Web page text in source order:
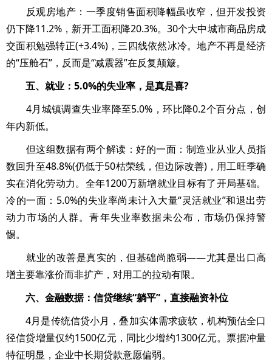
反观房地产：一季度销售面积降幅虽收窄，但开发投资
仍下降11.2%，新开工面积降20.3%。30个大中城市商品房成
交面积勉强转正(+3.4%)，三四线依然冰冷。地产不再是经济
的“压舱石”，反而是“减震器”在反复颠簸。
五、就业：5.0%的失业率，是真是喜?
4月城镇调查失业率降至5.0%，环比降0.2个百分点，创
年内新低。
但这组数据有两个解读：好的一面：制造业从业人员指
数回升至48.8%(仍低于50枯荣线，但边际改善)，用工旺季确
实在消化劳动力。全年1200万新增就业目标有了开局基础。
冷的一面：5.0%的失业率尚未计入大量“灵活就业”和退出劳
动力市场的人群。青年失业率数据未公布，市场仍保持警
惕。
就业的改善是真实的，但基础尚脆弱——尤其是出口高
增主要靠涨价而非扩产，对用工的拉动有限。
六、金融数据：信贷继续“躺平”，直接融资补位
4月是传统信贷小月，叠加实体需求疲软，机构预估全口
径信贷增量仅约1500亿元，同比少增约1300亿元。票据冲量
特征明显，企业中长期贷款意愿偏弱。